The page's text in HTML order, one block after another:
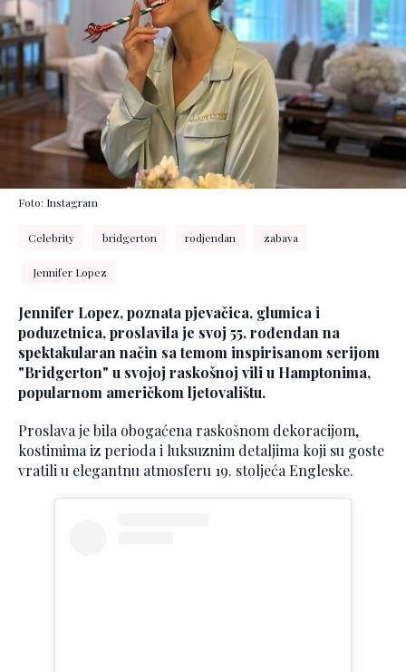
Foto: Instagram
Celebrity bridgerton rodjendan zabava
Jennifer Lopez
Jennifer Lopez, poznata pjevačica, glumica i
poduzetnica, proslavila je svoj 55. rođendan na
spektakularan način sa temom inspirisanom serijom
"Bridgerton" u svojoj raskošnoj vili u Hamptonima,
popularnom američkom ljetovalištu.
Proslava je bila obogaćena raskošnom dekoracijom,
kostimima iz perioda i luksuznim detaljima koji su goste
vratili u elegantnu atmosferu 19. stoljeća Engleske.